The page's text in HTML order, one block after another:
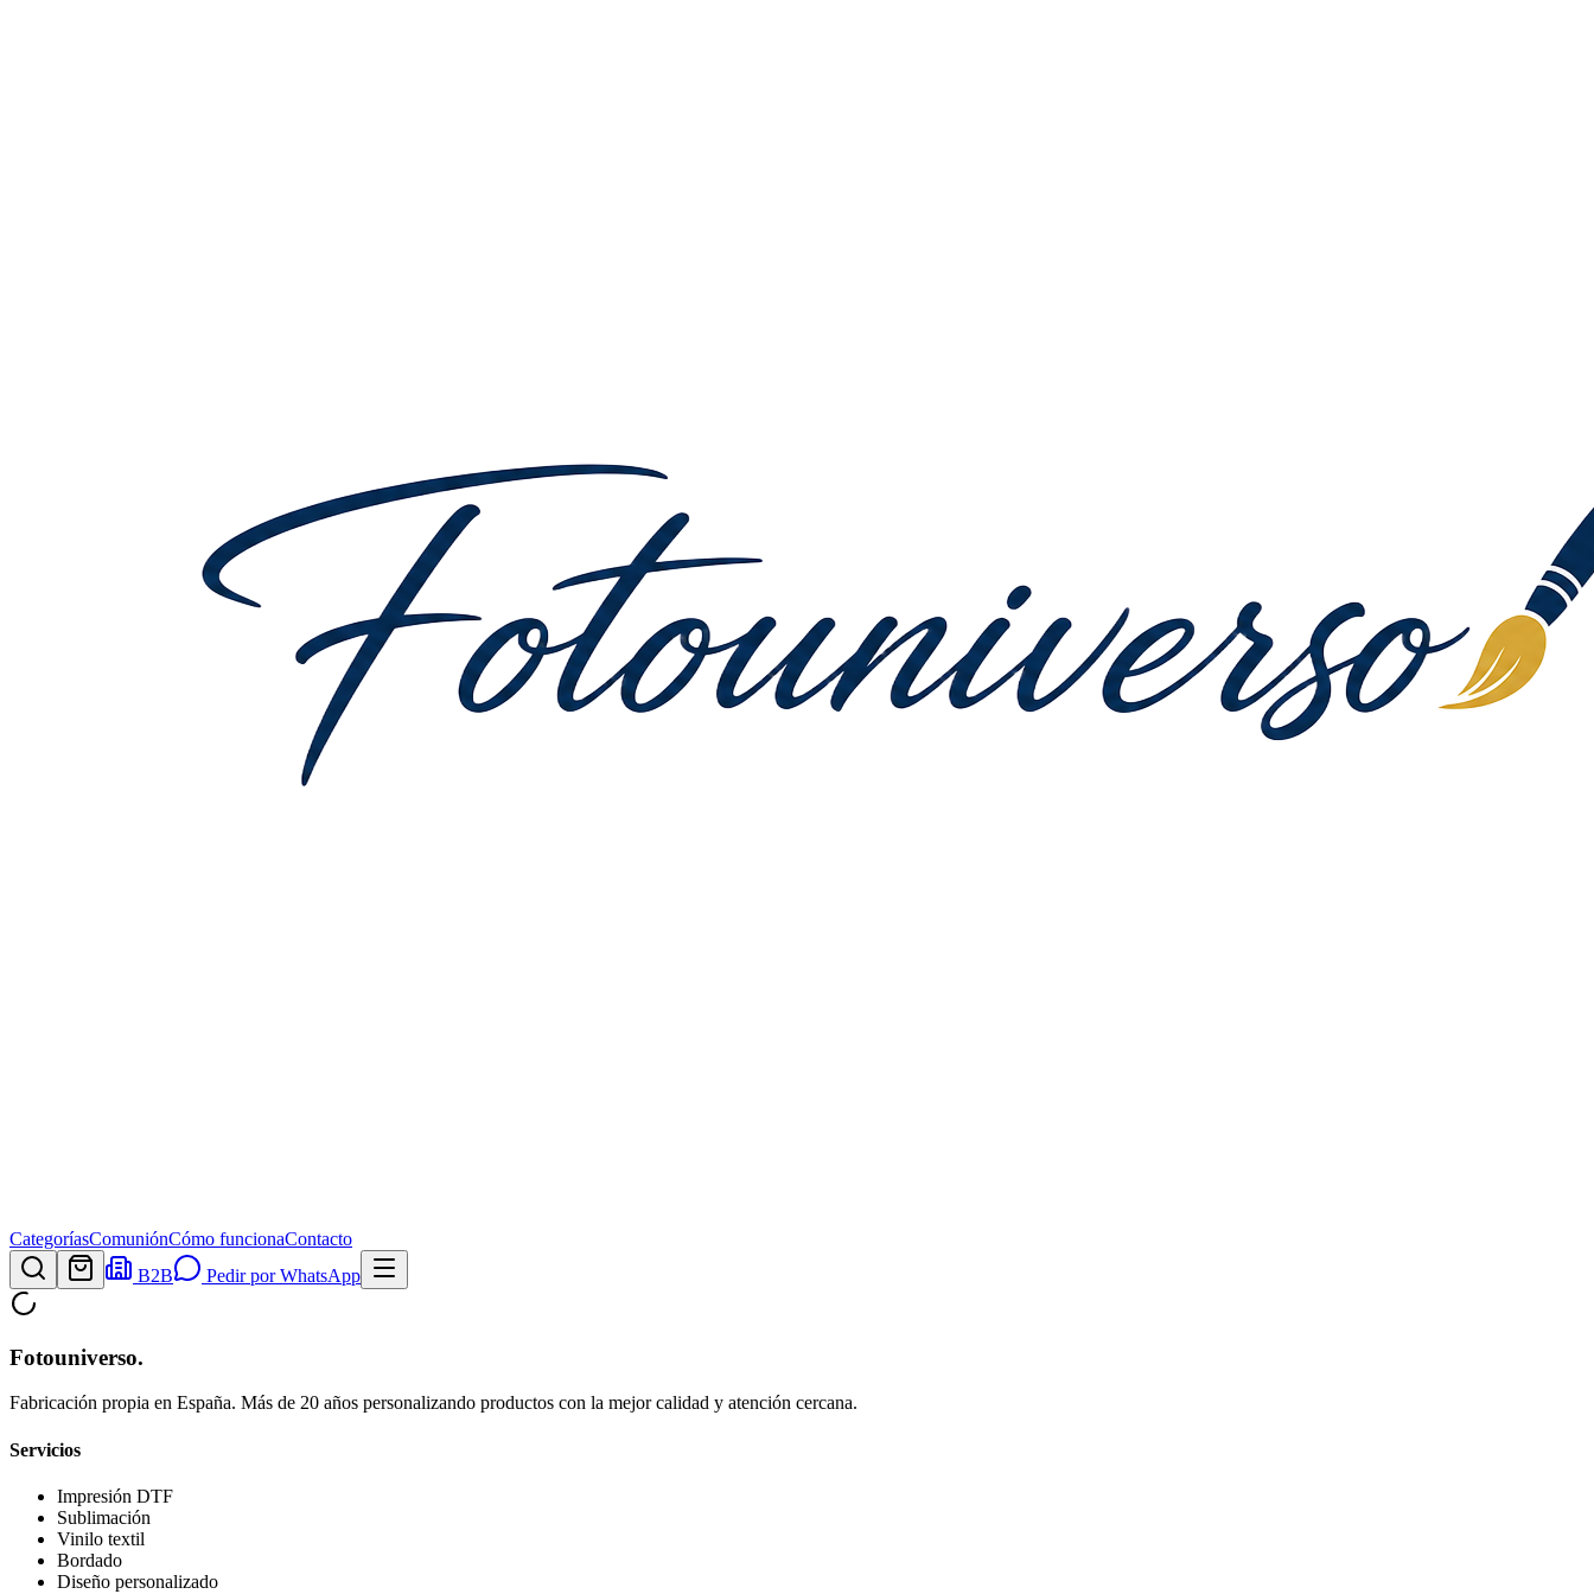
CategoríasComuniónCómo funcionaContacto
B2B
Pedir por WhatsApp
Fotouniverso.
Fabricación propia en España. Más de 20 años personalizando productos con la mejor calidad y atención cercana.
Servicios
Impresión DTF
Sublimación
Vinilo textil
Bordado
Diseño personalizado